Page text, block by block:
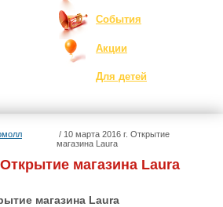
События
Акции
Для детей
10 марта 2016 г. Открытие
магазина Laura
магазина Laura
магазина Laura